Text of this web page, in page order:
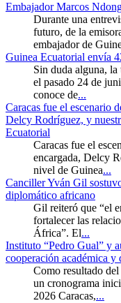
Embajador Marcos
Durante una
futuro, de la
embajador de
Guinea Ecuatorial envía
Sin duda alguna, la
el pasado 24 de
conoce de...
Caracas fue el escenario
Delcy Rodríguez, y
Ecuatorial
Caracas fue el
encargada, Delcy
nivel de Guinea...
Canciller Yván Gil
diplomático africano
Gil reiteró que “el
fortalecer las
África”. El...
Instituto “Pedro Gual” y
cooperación académica y
Como resultado
un cronograma
2026 Caracas,...